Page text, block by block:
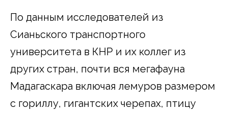
По данным исследователей из
Сианьского транспортного
университета в КНР и их коллег из
других стран, почти вся мегафауна
Мадагаскара включая лемуров размером
с гориллу, гигантских черепах, птицу